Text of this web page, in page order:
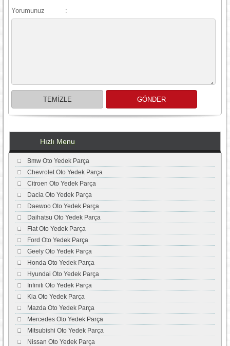
Yorumunuz :
Hızlı Menu
Bmw Oto Yedek Parça
Chevrolet Oto Yedek Parça
Citroen Oto Yedek Parça
Dacia Oto Yedek Parça
Daewoo Oto Yedek Parça
Daihatsu Oto Yedek Parça
Fiat Oto Yedek Parça
Ford Oto Yedek Parça
Geely Oto Yedek Parça
Honda Oto Yedek Parça
Hyundai Oto Yedek Parça
İnfiniti Oto Yedek Parça
Kia Oto Yedek Parça
Mazda Oto Yedek Parça
Mercedes Oto Yedek Parça
Mitsubishi Oto Yedek Parça
Nissan Oto Yedek Parça